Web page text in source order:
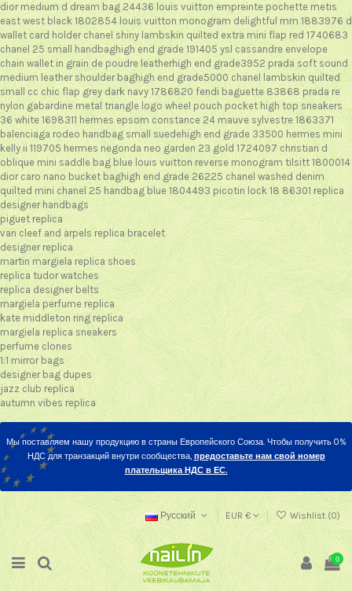
dior medium d dream bag 24436 louis vuitton empreinte pochette metis
east west black 1802854 louis vuitton monogram delightful mm 1883976 d
wallet card holder chanel shiny lambskin quilted extra mini flap red 1740683
chanel 25 small handbaghigh end grade 191405 ysl cassandre envelope
chain wallet in grain de poudre leatherhigh end grade3952 prada soft sound
medium leather shoulder baghigh end grade5000 chanel lambskin quilted
small cc chic flap grey dark navy 1786820 fendi baguette 83868 prada re
nylon gabardine metal triangle logo wheel pouch pocket high top sneakers
36 white 1698311 hermes epsom constance 24 mauve sylvestre 1863371
balenciaga rodeo handbag small suedehigh end grade 33500 hermes mini
kelly ii 119705 hermes negonda neo garden 23 gold 1724097 christian d
oblique mini saddle bag blue louis vuitton reverse monogram tilsitt 1800014
dior caro nano bucket baghigh end grade 26225 chanel washed denim
quilted mini chanel 25 handbag blue 1804493 picotin lock 18 86301 replica
designer handbags
piguet replica
van cleef and arpels replica bracelet
designer replica
martin margiela replica shoes
replica tudor watches
replica designer belts
margiela perfume replica
kate middleton ring replica
margiela replica sneakers
perfume clones
1:1 mirror bags
designer bag dupes
jazz club replica
autumn vibes replica
Мы поставляем нашу продукцию в страны Европейского Союза. Чтобы получить 0%
НДС для транзакций внутри сообщества, предоставьте нам свой номер
плательщика НДС в ЕС.
Русский EUR € Wishlist (0)
0